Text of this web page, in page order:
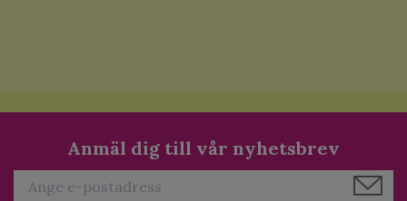
Anmäl dig till vår nyhetsbrev